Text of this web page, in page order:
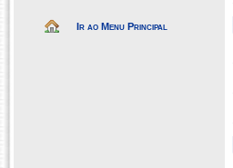
Ir ao Menu Principal